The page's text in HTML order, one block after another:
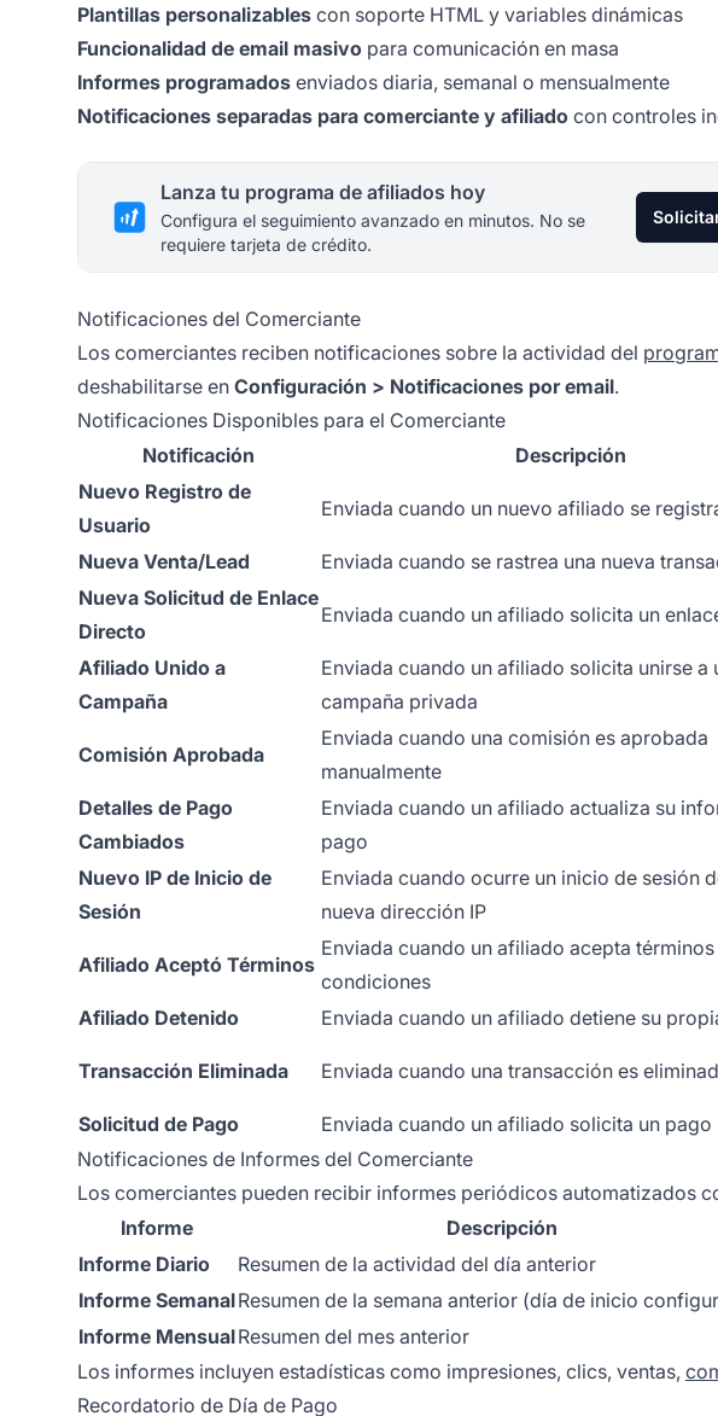
Plantillas personalizables con soporte HTML y variables dinámicas
Funcionalidad de email masivo para comunicación en masa
Informes programados enviados diaria, semanal o mensualmente
Notificaciones separadas para comerciante y afiliado con controles
Lanza tu programa de afiliados hoy
Configura el seguimiento avanzado en minutos. No se
requiere tarjeta de crédito.
Notificaciones del Comerciante
Los comerciantes reciben notificaciones sobre la actividad del
deshabilitarse en Configuración > Notificaciones por email.
Notificaciones Disponibles para el Comerciante
Notificación
Descripción
Nuevo Registro de
Usuario
Enviada cuando un nuevo afiliado se
Nueva Venta/Lead
Enviada cuando se rastrea una nueva
Nueva Solicitud de Enlace
Directo
Enviada cuando un afiliado solicita un
Afiliado Unido a
Campaña
Enviada cuando un afiliado solicita unirse a
campaña privada
Comisión Aprobada
Enviada cuando una comisión es aprobada
manualmente
Detalles de Pago
Cambiados
Enviada cuando un afiliado actualiza su
pago
Nuevo IP de Inicio de
Sesión
Enviada cuando ocurre un inicio de sesión
nueva dirección IP
Afiliado Aceptó Términos
Enviada cuando un afiliado acepta
condiciones
Afiliado Detenido
Enviada cuando un afiliado detiene su
Transacción Eliminada Enviada cuando una transacción es
Solicitud de Pago
Enviada cuando un afiliado solicita un pago
Notificaciones de Informes del Comerciante
Los comerciantes pueden recibir informes periódicos automatizados
Informe
Descripción
Informe Diario
Resumen de la actividad del día anterior
Informe SemanalResumen de la semana anterior (día de inicio
Informe MensualResumen del mes anterior
Los informes incluyen estadísticas como impresiones, clics, ventas,
Recordatorio de Día de Pago